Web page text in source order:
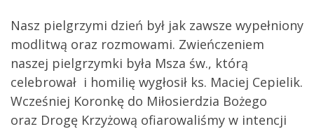
Nasz pielgrzymi dzień był jak zawsze wypełniony
modlitwą oraz rozmowami. Zwieńczeniem
naszej pielgrzymki była Msza św., którą
celebrował i homilię wygłosił ks. Maciej Cepielik.
Wcześniej Koronkę do Miłosierdzia Bożego
oraz Drogę Krzyżową ofiarowaliśmy w intencji